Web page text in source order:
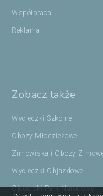
Współpraca
Reklama
Zobacz także
Wycieczki Szkolne
Obozy Młodzieżowe
Zimowiska i Obozy
Wycieczki Objazdowe
Ojcowski Park Narodowy